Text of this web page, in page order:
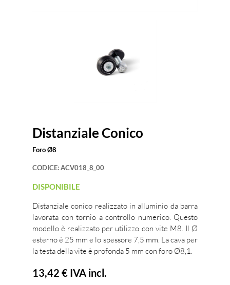
Distanziale Conico
Foro Ø8
CODICE:ACV018_8_00
DISPONIBILE
Distanziale conico realizzato in alluminio da barra
lavorata con tornio a controllo numerico. Questo
modello è realizzato per utilizzo con vite M8. Il Ø
esterno è 25 mm e lo spessore 7,5 mm. La cava per
la testa della vite è profonda 5 mm con foro Ø8,1.
13,42 € IVA incl.